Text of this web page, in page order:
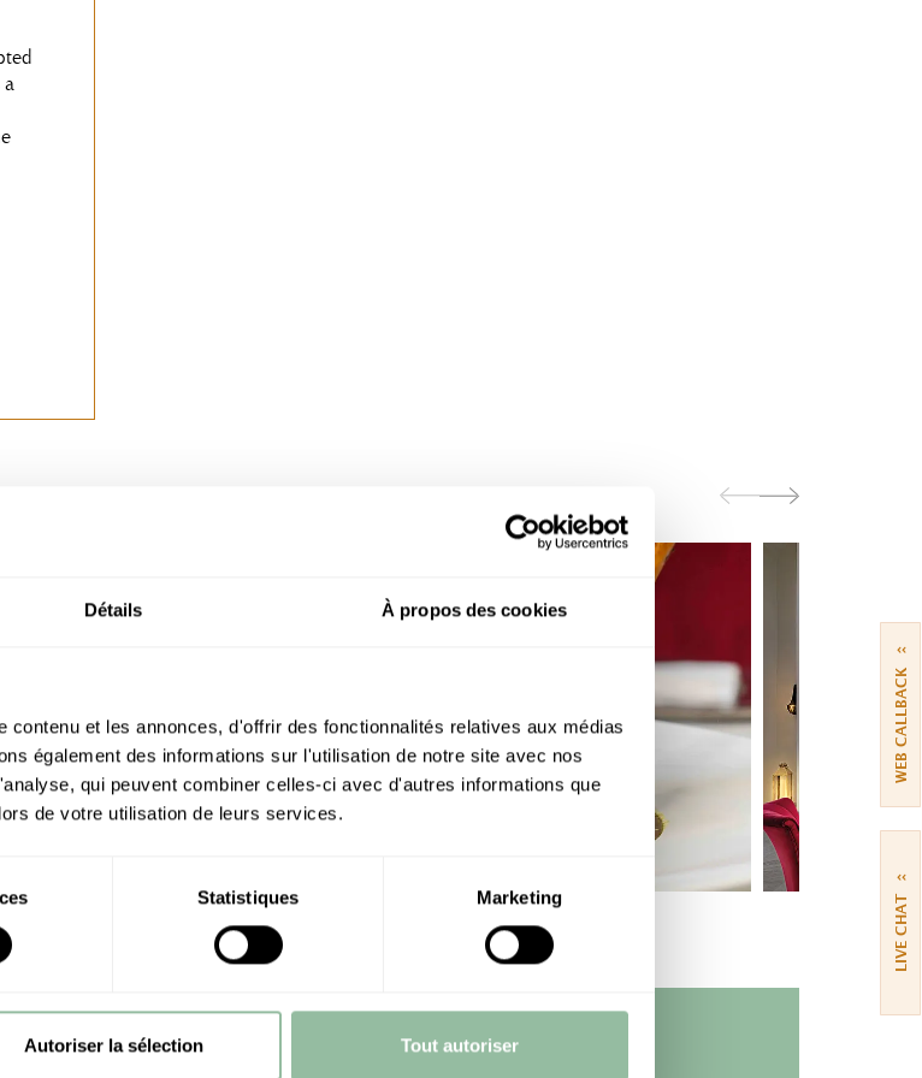
Détails À propos des cookies
contenu et les annonces, d'offrir des fonctionnalités relatives aux médias
également des informations sur l'utilisation de notre site avec nos
qui peuvent combiner celles-ci avec d'autres informations que
de votre utilisation de leurs services.
Statistiques Marketing
Autoriser la sélection Tout autoriser
BY TELEPHONE
LIVE CHAT
››
WEB CALLBACK
››